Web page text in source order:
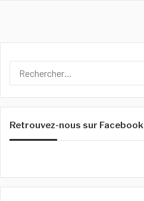
Retrouvez-nous sur Facebook